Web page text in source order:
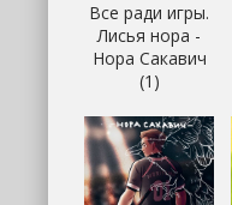
Все ради игры.
Лисья нора -
Нора Сакавич
(1)